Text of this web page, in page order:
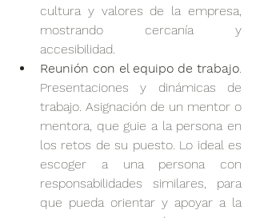
cultura y valores de la empresa,
mostrando cercanía y
accesibilidad.
Reunión con el equipo de trabajo
Presentaciones y dinámicas de
trabajo. Asignación de un mentor o
mentora, que guie a la persona en
los retos de su puesto. Lo ideal es
escoger a una persona con
responsabilidades similares, para
que pueda orientar y apoyar a la